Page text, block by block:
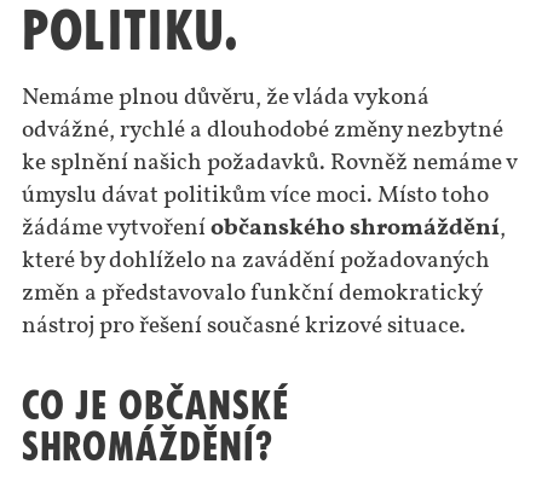
politiku.
Nemáme plnou důvěru, že vláda vykoná
odvážné, rychlé a dlouhodobé změny nezbytné
ke splnění našich požadavků. Rovněž nemáme v
úmyslu dávat politikům více moci. Místo toho
žádáme vytvořeníobčanského shromáždění,
které by dohlíželo na zavádění požadovaných
změn a představovalo funkční demokratický
nástroj pro řešení současné krizové situace.
Co je občanské
shromáždění?